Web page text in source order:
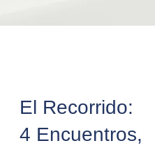
El Recorrido:
4 Encuentros,